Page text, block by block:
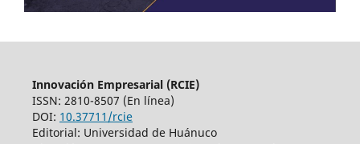
Innovación Empresarial (RCIE)
ISSN: 2810-8507 (En línea)
DOI: 10.37711/rcie
Editorial: Universidad de Huánuco